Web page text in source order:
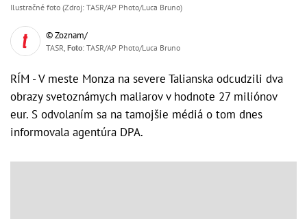
Ilustračné foto (Zdroj: TASR/AP Photo/Luca Bruno)
© Zoznam/
TASR, Foto: TASR/AP Photo/Luca Bruno
RÍM - V meste Monza na severe Talianska odcudzili dva
obrazy svetoznámych maliarov v hodnote 27 miliónov
eur. S odvolaním sa na tamojšie médiá o tom dnes
informovala agentúra DPA.